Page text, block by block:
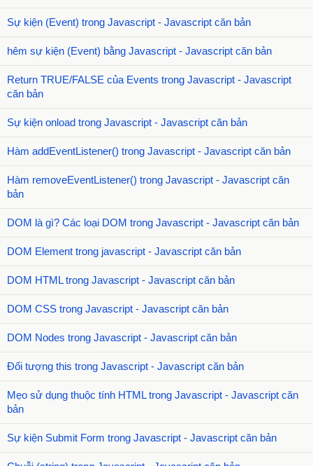
Sự kiện (Event) trong Javascript - Javascript căn bản
hêm sự kiện (Event) bằng Javascript - Javascript căn bản
Return TRUE/FALSE của Events trong Javascript - Javascript
căn bản
Sự kiện onload trong Javascript - Javascript căn bản
Hàm addEventListener() trong Javascript - Javascript căn bản
Hàm removeEventListener() trong Javascript - Javascript căn
bản
DOM là gì? Các loại DOM trong Javascript - Javascript căn bản
DOM Element trong javascript - Javascript căn bản
DOM HTML trong Javascript - Javascript căn bản
DOM CSS trong Javascript - Javascript căn bản
DOM Nodes trong Javascript - Javascript căn bản
Đối tượng this trong Javascript - Javascript căn bản
Mẹo sử dụng thuộc tính HTML trong Javascript - Javascript căn
bản
Sự kiện Submit Form trong Javascript - Javascript căn bản